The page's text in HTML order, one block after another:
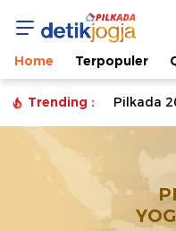
Berita
dan
Fakta
Pilkada
Home Terpopuler
Trending : Pilkada